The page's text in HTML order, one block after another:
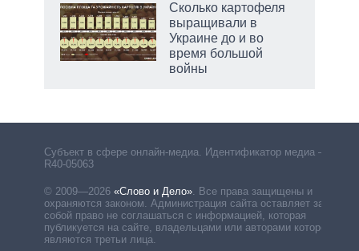
Сколько картофеля
выращивали в
Украине до и во
время большой
войны
Субъект в сфере онлайн-медиа. Идентификатор медиа –
R40-05063
© 2009—2026 «Слово и Дело». Все права защищены и
охраняются законом. Администрация сайта оставляет за
собой право не соглашаться с информацией, которая
публикуется на сайте, владельцами или авторами которой
являются третьи лица.